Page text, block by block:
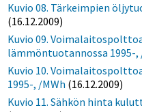
Kuvio 08. Tärkeimpien
(16.12.2009)
Kuvio 09.
lämmöntuotannossa 1995-,
Kuvio 10.
1995-, /MWh (16.12.2009)
Kuvio 11. Sähkön hinta